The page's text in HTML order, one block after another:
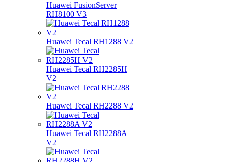
Huawei FusionServer
RH8100 V3
Huawei Tecal RH1288 V2
Huawei Tecal RH2285H
V2
Huawei Tecal RH2288 V2
Huawei Tecal RH2288A
V2